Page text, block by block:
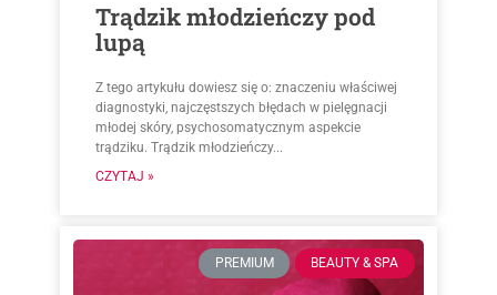
Trądzik młodzieńczy pod
lupą
Z tego artykułu dowiesz się o: znaczeniu właściwej
diagnostyki, najczęstszych błędach w pielęgnacji
młodej skóry, psychosomatycznym aspekcie
trądziku. Trądzik młodzieńczy...
CZYTAJ »
PREMIUM BEAUTY & SPA